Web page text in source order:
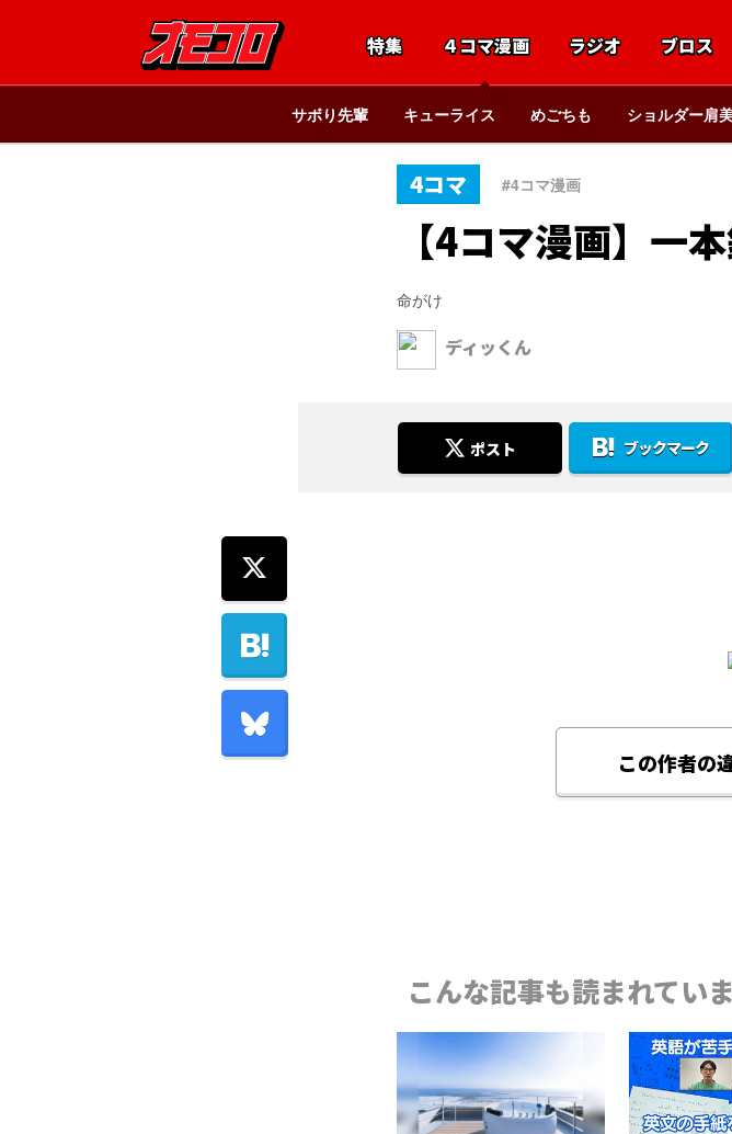
特集 ４コマ漫画 ラジオ ブロス
サボり先輩 キューライス めごちも ショルダー肩
4コマ #4コマ漫画
【4コマ漫画】一
命がけ
ディッくん
ポスト ブックマーク
この作者の
こんな記事も読まれてい